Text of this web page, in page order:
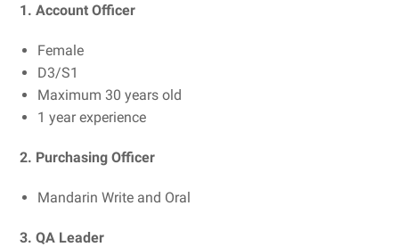
1. Account Officer
Female
D3/S1
Maximum 30 years old
1 year experience
2. Purchasing Officer
Mandarin Write and Oral
3. QA Leader